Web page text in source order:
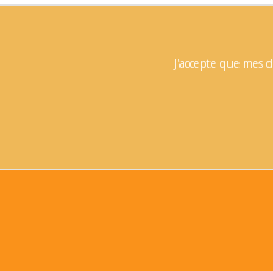
J'accepte que mes